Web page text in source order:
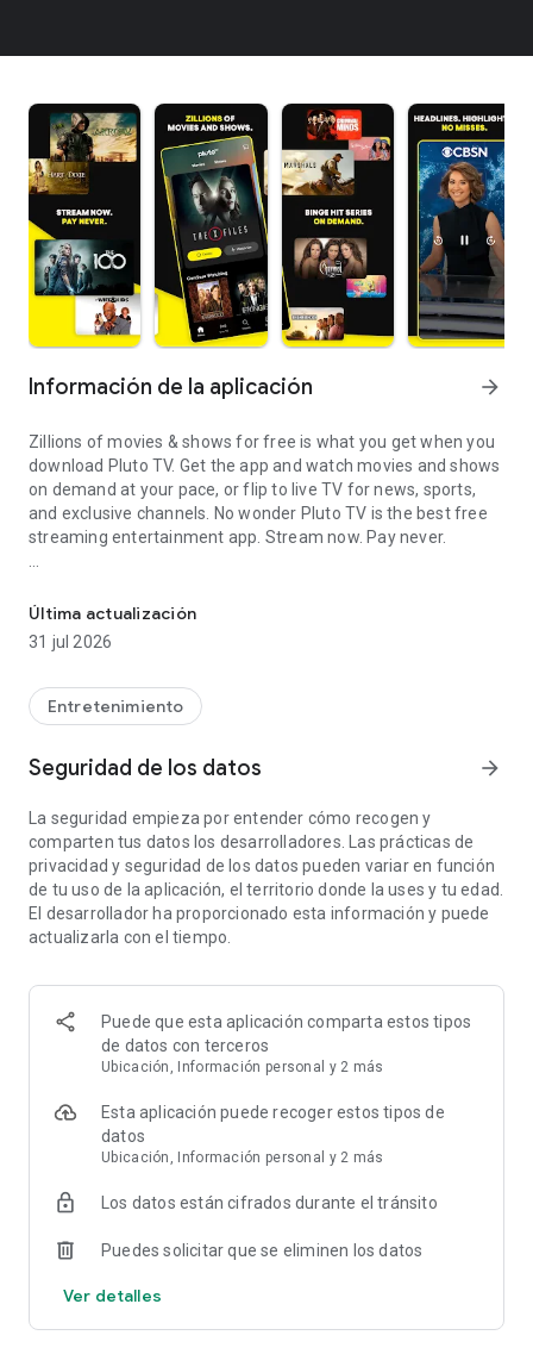
Información de la aplicación arrow_forward
Zillions of movies & shows for free is what you get when you
download Pluto TV. Get the app and watch movies and shows
on demand at your pace, or flip to live TV for news, sports,
and exclusive channels. No wonder Pluto TV is the best free
streaming entertainment app. Stream now. Pay never.
entertainment anytime, anywhere, on any device. Revisit the
movies you grew up with, or finally get around to the classics
you've been meaning to watch. Less work. More TV.
Watch what you want, when you want. Pluto TV's on-demand
library gives you instant access to blockbuster films, binge-
live TV anytime with hundreds of channels — no antenna, no
cable box required:
Exclusive free channels covering sports, crime, comedy,
anime, and more
Breaking news and local headlines, around the clock
Live sports including UFC, NFL, NBA, MLB, and classic games
on
Something for every mood. Browse thousands of hours of
entertainment across:
Anime
True Crime
Reality
Sports
Check back often so you don’t miss the new movies and TV
Última actualización
31 jul 2026
Entretenimiento
Seguridad de los datos arrow_forward
La seguridad empieza por entender cómo recogen y
comparten tus datos los desarrolladores. Las prácticas de
privacidad y seguridad de los datos pueden variar en función
de tu uso de la aplicación, el territorio donde la uses y tu edad.
El desarrollador ha proporcionado esta información y puede
actualizarla con el tiempo.
Puede que esta aplicación comparta estos tipos
de datos con terceros
Ubicación, Información personal y 2 más
Esta aplicación puede recoger estos tipos de
datos
Ubicación, Información personal y 2 más
Los datos están cifrados durante el tránsito
Puedes solicitar que se eliminen los datos
Ver detalles